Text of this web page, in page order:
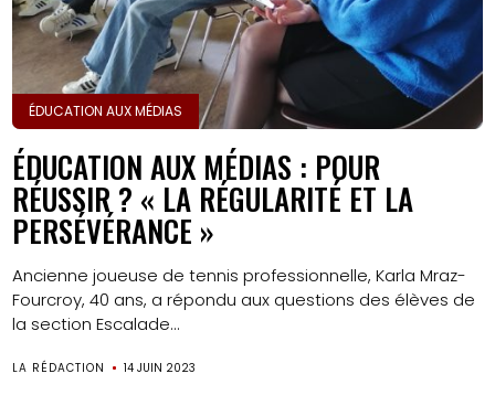
ÉDUCATION AUX MÉDIAS
ÉDUCATION AUX MÉDIAS : POUR
RÉUSSIR ? « LA RÉGULARITÉ ET LA
PERSÉVÉRANCE »
Ancienne joueuse de tennis professionnelle, Karla Mraz-
Fourcroy, 40 ans, a répondu aux questions des élèves de
la section Escalade...
LA RÉDACTION 14 JUIN 2023